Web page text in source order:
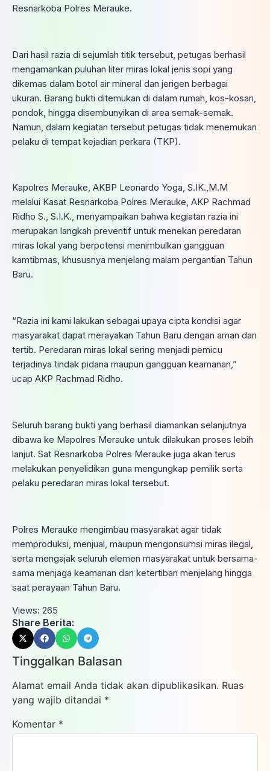
Resnarkoba Polres Merauke.
Dari hasil razia di sejumlah titik tersebut, petugas berhasil
mengamankan puluhan liter miras lokal jenis sopi yang
dikemas dalam botol air mineral dan jerigen berbagai
ukuran. Barang bukti ditemukan di dalam rumah, kos-kosan,
pondok, hingga disembunyikan di area semak-semak.
Namun, dalam kegiatan tersebut petugas tidak menemukan
pelaku di tempat kejadian perkara (TKP).
Kapolres Merauke, AKBP Leonardo Yoga, S.IK.,M.M
melalui Kasat Resnarkoba Polres Merauke, AKP Rachmad
Ridho S., S.I.K., menyampaikan bahwa kegiatan razia ini
merupakan langkah preventif untuk menekan peredaran
miras lokal yang berpotensi menimbulkan gangguan
kamtibmas, khususnya menjelang malam pergantian Tahun
Baru.
“Razia ini kami lakukan sebagai upaya cipta kondisi agar
masyarakat dapat merayakan Tahun Baru dengan aman dan
tertib. Peredaran miras lokal sering menjadi pemicu
terjadinya tindak pidana maupun gangguan keamanan,”
ucap AKP Rachmad Ridho.
Seluruh barang bukti yang berhasil diamankan selanjutnya
dibawa ke Mapolres Merauke untuk dilakukan proses lebih
lanjut. Sat Resnarkoba Polres Merauke juga akan terus
melakukan penyelidikan guna mengungkap pemilik serta
pelaku peredaran miras lokal tersebut.
Polres Merauke mengimbau masyarakat agar tidak
memproduksi, menjual, maupun mengonsumsi miras ilegal,
serta mengajak seluruh elemen masyarakat untuk bersama-
sama menjaga keamanan dan ketertiban menjelang hingga
saat perayaan Tahun Baru.
Views: 265
Share Berita:
Tinggalkan Balasan
Alamat email Anda tidak akan dipublikasikan. Ruas
yang wajib ditandai *
Komentar *